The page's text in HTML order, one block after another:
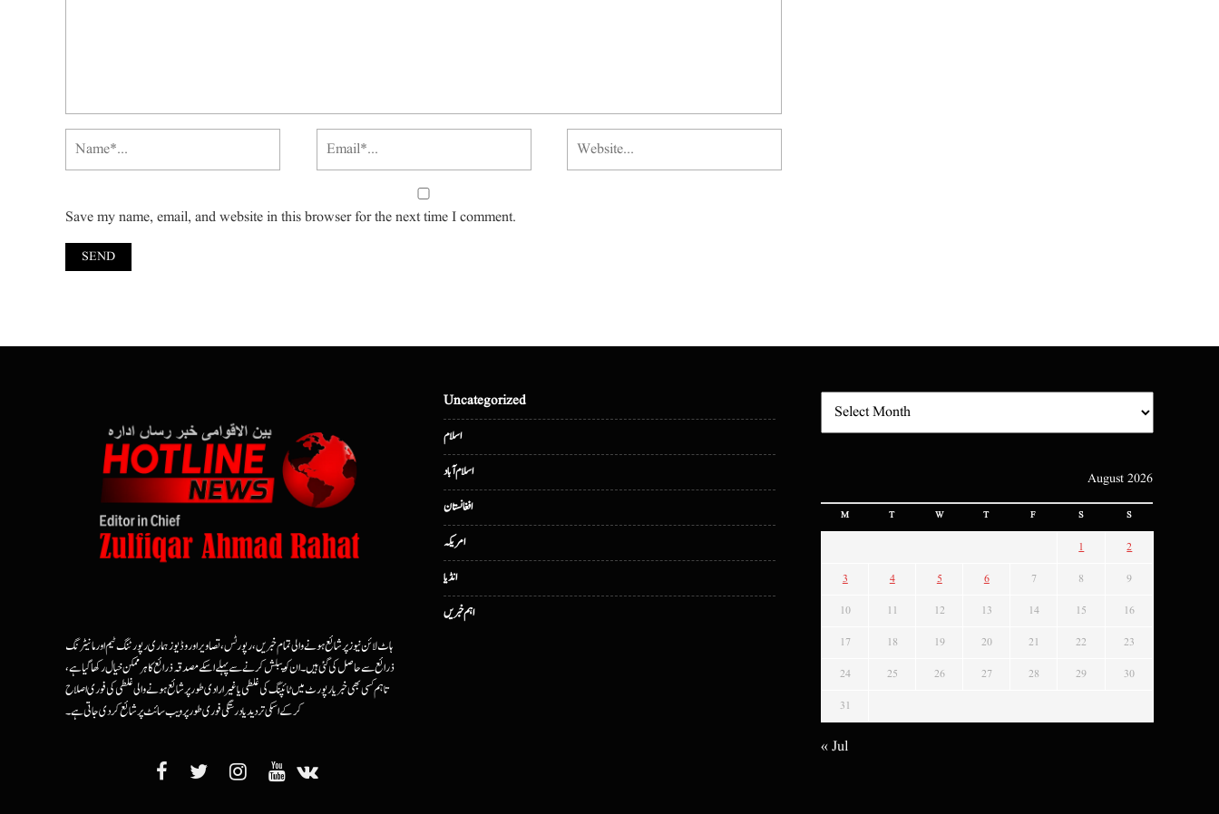
Save my name, email, and website in this browser for the next time I comment.
ہاٹ لائن نیوز پر شائع ہونے والی تمام خبریں، رپورٹس، تصاویر اور وڈیوز ہماری رپورٹنگ ٹیم اور مانیٹرنگ
ذرائع سے حاصل کی گئی ہیں۔ ان کو پبلش کرنے سے پہلے اسکے مصدقہ ذرائع کا ہرممکن خیال رکھا گیا ہے،
تاہم کسی بھی خبر یا رپورٹ میں ٹائپنگ کی غلطی یا غیرارادی طور پر شائع ہونے والی غلطی کی فوری اصلاح
کرکے اسکی تردید یا درستگی فوری طور پر ویب سائٹ پر شائع کردی جاتی ہے۔
Uncategorized
اسلام
اسلام آباد
افغانستان
امریکہ
انڈیا
اہم خبریں
August 2026
M T W T F S S
1 2
3 4 5 6 7 8 9
10 11 12 13 14 15 16
17 18 19 20 21 22 23
24 25 26 27 28 29 30
31
« Jul